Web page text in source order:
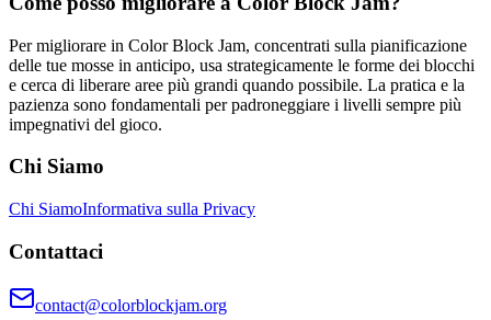
Per migliorare in Color Block Jam, concentrati sulla pianificazione
delle tue mosse in anticipo, usa strategicamente le forme dei blocchi
e cerca di liberare aree più grandi quando possibile. La pratica e la
pazienza sono fondamentali per padroneggiare i livelli sempre più
impegnativi del gioco.
Chi Siamo
Chi SiamoInformativa sulla Privacy
Contattaci
contact@colorblockjam.org